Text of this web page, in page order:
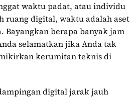
waktu padat, atau individu
ruang digital, waktu adalah aset
Bayangkan berapa banyak jam
selamatkan jika Anda tak
kerumitan teknis di
digital jarak jauh